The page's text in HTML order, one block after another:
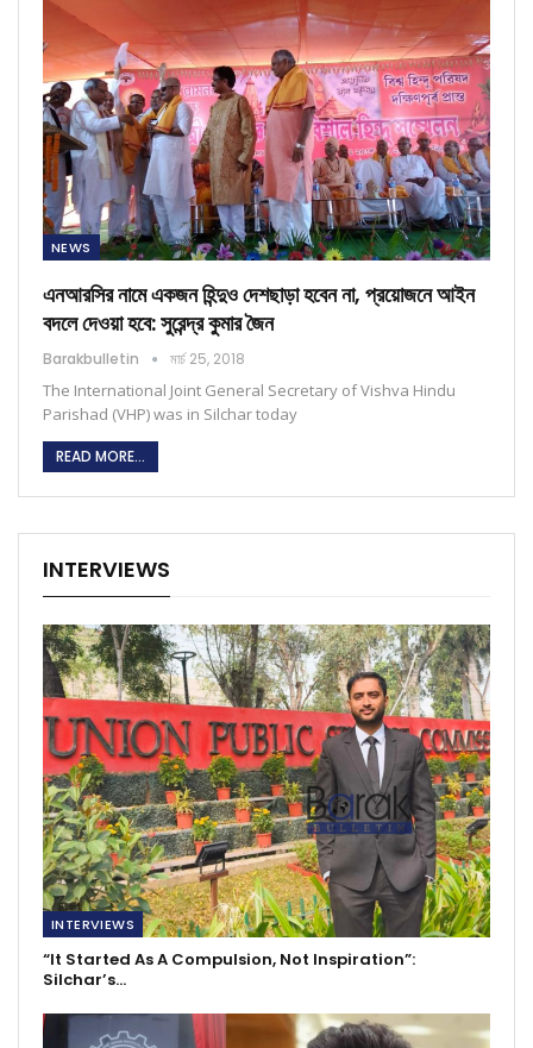
NEWS
এনআরসির নামে একজন হিন্দুও দেশছাড়া হবেন না, প্রয়োজনে আইন
বদলে দেওয়া হবে: সুরেন্দ্র কুমার জৈন
Barakbulletin মার্চ 25, 2018
The International Joint General Secretary of Vishva Hindu
Parishad (VHP) was in Silchar today
READ MORE...
INTERVIEWS
INTERVIEWS
“It Started As A Compulsion, Not Inspiration”:
Silchar’s…